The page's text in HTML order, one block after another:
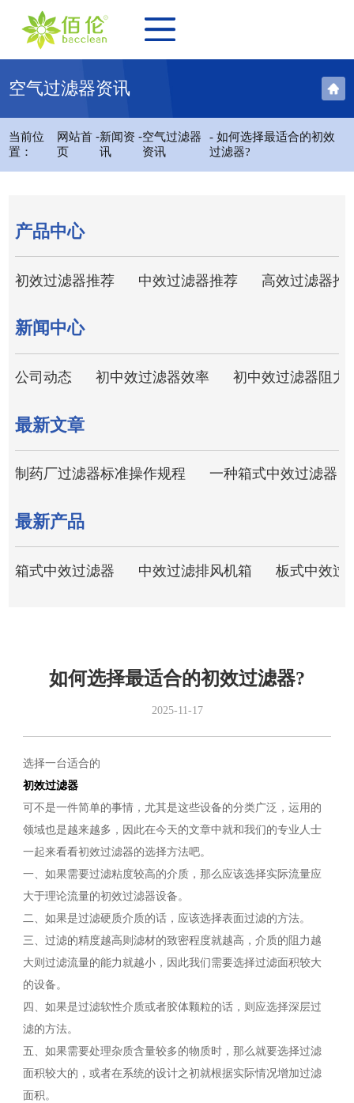
空气过滤器资讯
当前位
置：
网站首
页
-新闻资
讯
-空气过滤器
资讯
- 如何选择最适合的初效
过滤器?
产品中心
初效过滤器推荐 中效过滤器推荐 高效过滤器推
新闻中心
公司动态 初中效过滤器效率 初中效过滤器阻力
最新文章
制药厂过滤器标准操作规程 一种箱式中效过滤器
最新产品
箱式中效过滤器 中效过滤排风机箱 板式中效过
如何选择最适合的初效过滤器?
2025-11-17
选择一台适合的
初效过滤器
可不是一件简单的事情，尤其是这些设备的分类广泛，运用的
领域也是越来越多，因此在今天的文章中就和我们的专业人士
一起来看看初效过滤器的选择方法吧。
一、如果需要过滤粘度较高的介质，那么应该选择实际流量应
大于理论流量的初效过滤器设备。
二、如果是过滤硬质介质的话，应该选择表面过滤的方法。
三、过滤的精度越高则滤材的致密程度就越高，介质的阻力越
大则过滤流量的能力就越小，因此我们需要选择过滤面积较大
的设备。
四、如果是过滤软性介质或者胶体颗粒的话，则应选择深层过
滤的方法。
五、如果需要处理杂质含量较多的物质时，那么就要选择过滤
面积较大的，或者在系统的设计之初就根据实际情况增加过滤
面积。